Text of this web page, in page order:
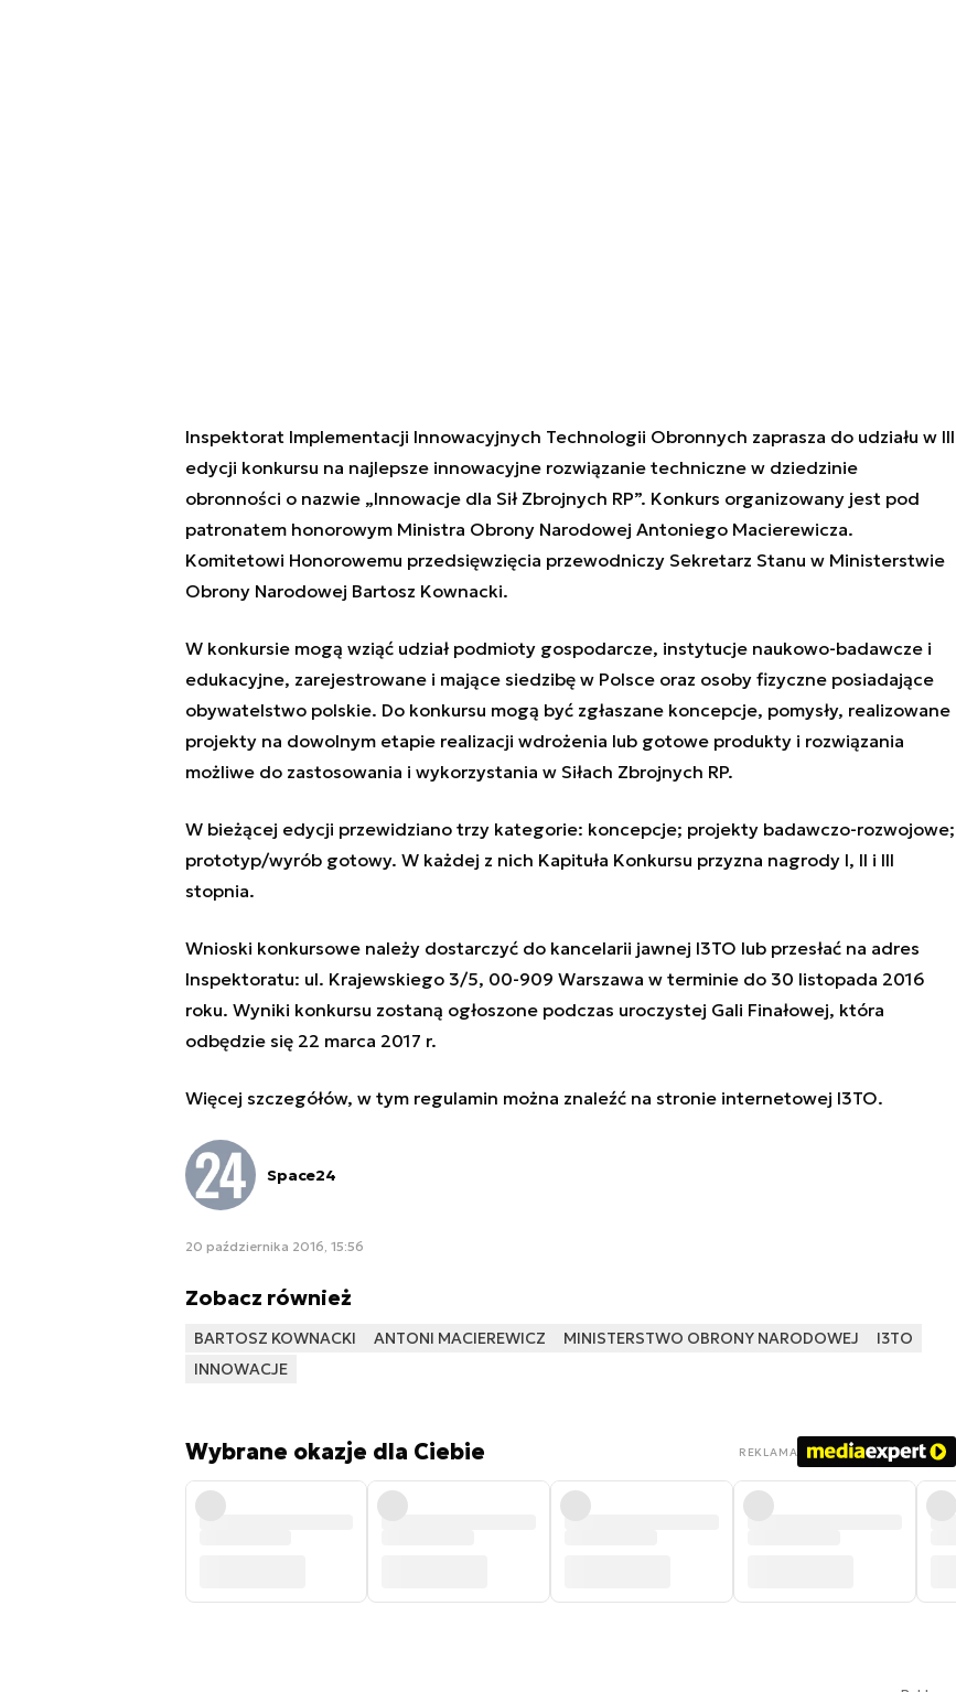
Inspektorat Implementacji Innowacyjnych Technologii Obronnych zaprasza do udziału w III
edycji konkursu na najlepsze innowacyjne rozwiązanie techniczne w dziedzinie
obronności o nazwie „Innowacje dla Sił Zbrojnych RP”. Konkurs organizowany jest pod
patronatem honorowym Ministra Obrony Narodowej Antoniego Macierewicza.
Komitetowi Honorowemu przedsięwzięcia przewodniczy Sekretarz Stanu w Ministerstwie
Obrony Narodowej Bartosz Kownacki.
W konkursie mogą wziąć udział podmioty gospodarcze, instytucje naukowo-badawcze i
edukacyjne, zarejestrowane i mające siedzibę w Polsce oraz osoby fizyczne posiadające
obywatelstwo polskie. Do konkursu mogą być zgłaszane koncepcje, pomysły, realizowane
projekty na dowolnym etapie realizacji wdrożenia lub gotowe produkty i rozwiązania
możliwe do zastosowania i wykorzystania w Siłach Zbrojnych RP.
W bieżącej edycji przewidziano trzy kategorie: koncepcje; projekty badawczo-rozwojowe;
prototyp/wyrób gotowy. W każdej z nich Kapituła Konkursu przyzna nagrody I, II i III
stopnia.
Wnioski konkursowe należy dostarczyć do kancelarii jawnej I3TO lub przesłać na adres
Inspektoratu: ul. Krajewskiego 3/5, 00-909 Warszawa w terminie do 30 listopada 2016
roku. Wyniki konkursu zostaną ogłoszone podczas uroczystej Gali Finałowej, która
odbędzie się 22 marca 2017 r.
Więcej szczegółów, w tym regulamin można znaleźć na stronie internetowej I3TO.
Space24
20 października 2016, 15:56
Zobacz również
BARTOSZ KOWNACKI ANTONI MACIEREWICZ MINISTERSTWO OBRONY NARODOWEJ
I3TO
INNOWACJE
Wybrane okazje dla Ciebie REKLAMA